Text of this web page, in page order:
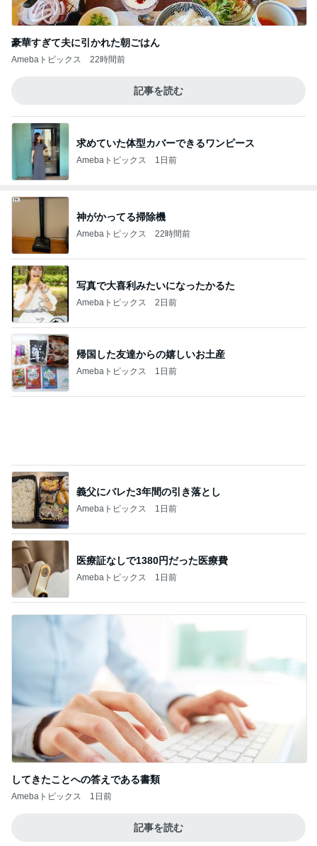
豪華すぎて夫に引かれた朝ごはん
Amebaトピックス 22時間前
記事を読む
求めていた体型カバーできるワンピース
Amebaトピックス 1日前
神がかってる掃除機
Amebaトピックス 22時間前
写真で大喜利みたいになったかるた
Amebaトピックス 2日前
帰国した友達からの嬉しいお土産
Amebaトピックス 1日前
医療証なしで1380円だった医療費
Amebaトピックス 1日前
してきたことへの答えである書類
Amebaトピックス 1日前
記事を読む
Amebaトピックス 1日前